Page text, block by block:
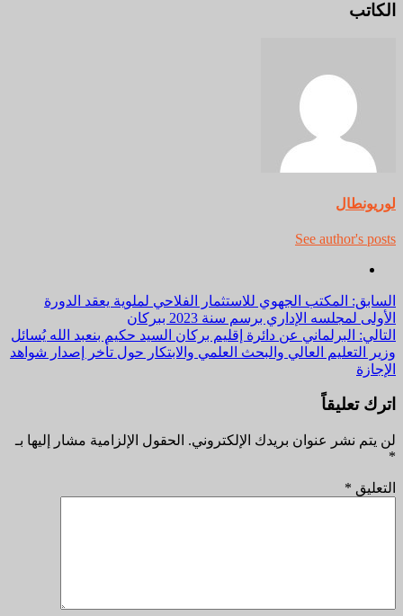
الكاتب
لوريونطال
See author's posts
مواصلة
القراءة
السابق: المكتب الجهوي للاستثمار الفلاحي لملوية يعقد الدورة
الأولى لمجلسه الإداري برسم سنة 2023 ببركان
التالي: البرلماني عن دائرة إقليم بركان السيد حكيم بنعبد الله يُسائل
وزير التعليم العالي والبحث العلمي والابتكار حول تأخر إصدار شواهد
الإجازة
اترك تعليقاً
لن يتم نشر عنوان بريدك الإلكتروني. الحقول الإلزامية مشار إليها بـ
*
التعليق *